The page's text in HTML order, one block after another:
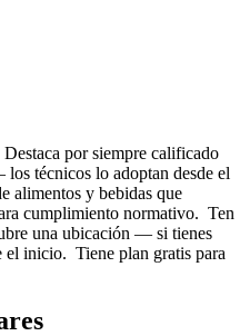
Destaca porsiempre calificado
técnicos lo adoptan desde el
alimentos y bebidas que
cumplimiento normativo. Ten
una ubicación — si tienes
el inicio. Tiene plan gratis para